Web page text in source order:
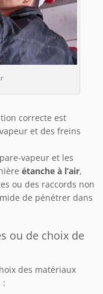
correcte est
et des freins
vapeur et les
étanche à l’air,
ou des raccords non
de pénétrer dans
ou de choix de
des matériaux
: